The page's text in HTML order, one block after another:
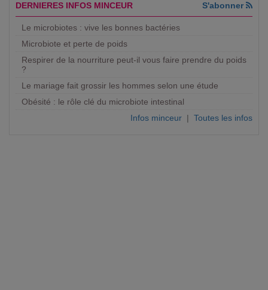
DERNIERES INFOS MINCEUR S'abonner
Le microbiotes : vive les bonnes bactéries
Microbiote et perte de poids
Respirer de la nourriture peut-il vous faire prendre du poids
?
Le mariage fait grossir les hommes selon une étude
Obésité : le rôle clé du microbiote intestinal
Infos minceur | Toutes les infos